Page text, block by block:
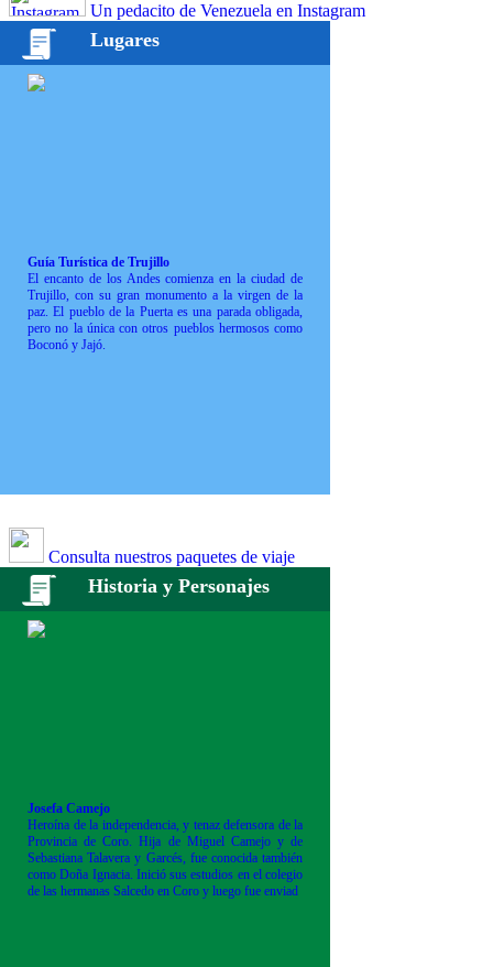
Un pedacito de Venezuela en Instagram
Lugares
Guía Turística de Trujillo
El encanto de los Andes comienza en la ciudad de
Trujillo, con su gran monumento a la virgen de la
paz. El pueblo de la Puerta es una parada obligada,
pero no la única con otros pueblos hermosos como
Boconó y Jajó.
Consulta nuestros paquetes de viaje
Historia y Personajes
Josefa Camejo
Heroína de la independencia, y tenaz defensora de la
Provincia de Coro. Hija de Miguel Camejo y de
Sebastiana Talavera y Garcés, fue conocida también
como Doña Ignacia. Inició sus estudios en el colegio
de las hermanas Salcedo en Coro y luego fue enviad